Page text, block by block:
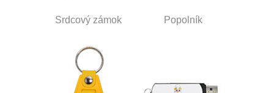
Srdcový zámok Popolník